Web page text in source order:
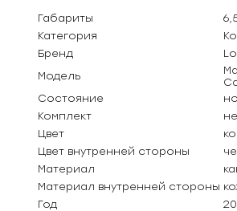
Габариты
Категория
Бренд
Модель
Состояние
Комплект
Цвет
Цвет внутренней стороны
Материал
Материал внутренней стороны
Год